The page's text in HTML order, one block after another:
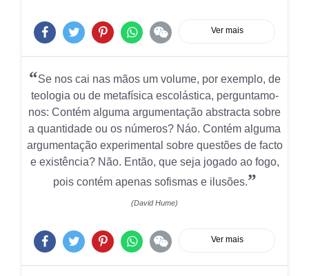
Ver mais
“Se nos cai nas mãos um volume, por exemplo, de
teologia ou de metafísica escolástica, perguntamo-
nos: Contém alguma argumentação abstracta sobre
a quantidade ou os números? Náo. Contém alguma
argumentação experimental sobre questões de facto
e existência? Não. Então, que seja jogado ao fogo,
pois contém apenas sofismas e ilusões.”
(David Hume)
Ver mais